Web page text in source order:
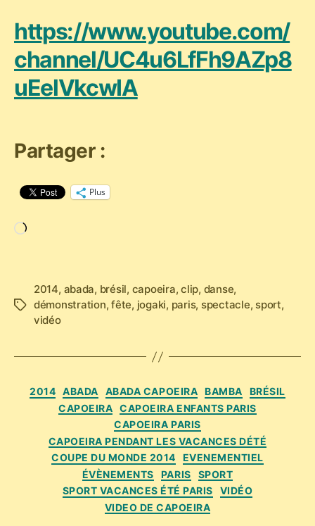
https://www.youtube.com/
channel/UC4u6LfFh9AZp8
uEelVkcwIA
Partager :
Plus
Étiquettes
2014, abada, brésil, capoeira,clip, danse,
démonstration,fête, jogaki, paris, spectacle, sport,
vidéo
Catégories
2014 ABADA ABADA CAPOEIRA BAMBA
BRÉSIL
CAPOEIRA
CAPOEIRA ENFANTS PARIS
CAPOEIRA PARIS
CAPOEIRA PENDANT LES VACANCES DÉTÉ
COUPE DU MONDE 2014
EVENEMENTIEL
ÉVÈNEMENTS
PARIS
SPORT
SPORT VACANCES ÉTÉ PARIS
VIDÉO
VIDEO DE CAPOEIRA